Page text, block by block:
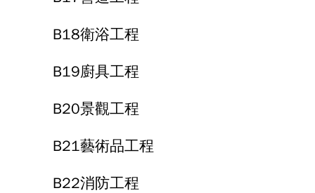
B18衛浴工程
B19廚具工程
B20景觀工程
B21藝術品工程
B22消防工程